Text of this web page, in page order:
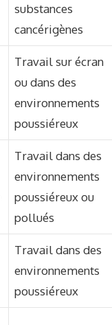
substances
cancérigènes
Travail sur écran
ou dans des
environnements
poussiéreux
Travail dans des
environnements
poussiéreux ou
pollués
Travail dans des
environnements
poussiéreux